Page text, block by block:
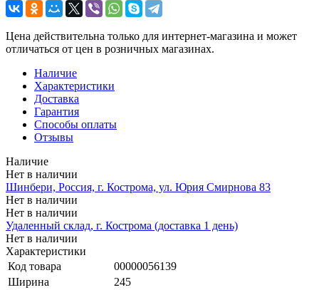
Цена действительна только для интернет-магазина и может
отличаться от цен в розничных магазинах.
Наличие
Характеристики
Доставка
Гарантия
Способы оплаты
Отзывы
Наличие
Нет в наличии
Шинбери, Россия, г. Кострома, ул. Юрия Смирнова 83
Нет в наличии
Нет в наличии
Удаленный склад, г. Кострома (доставка 1 день)
Нет в наличии
Характеристики
Код товара
00000056139
Ширина
245